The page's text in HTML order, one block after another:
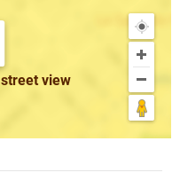
street view